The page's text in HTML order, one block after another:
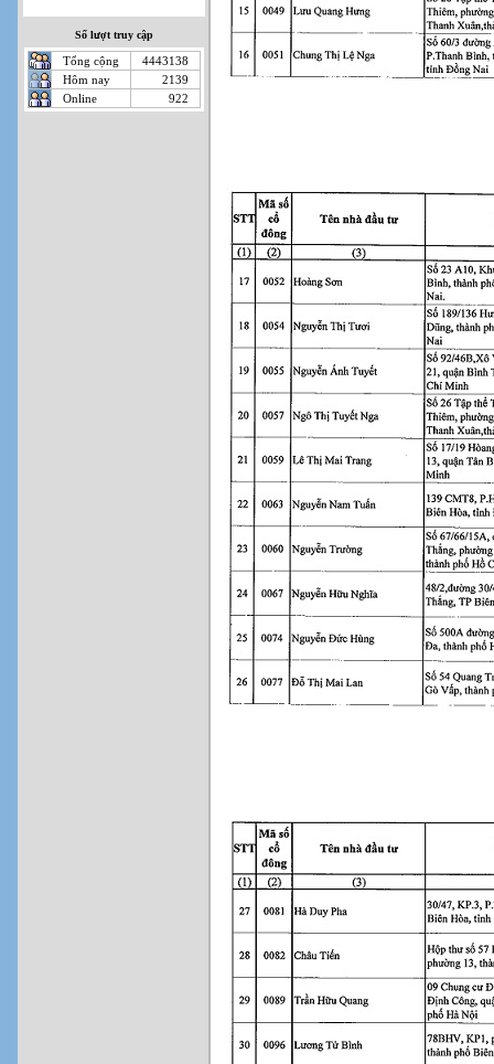
Số lượt truy cập
Tổng cộng
4443138
Hôm nay
2139
Online
922